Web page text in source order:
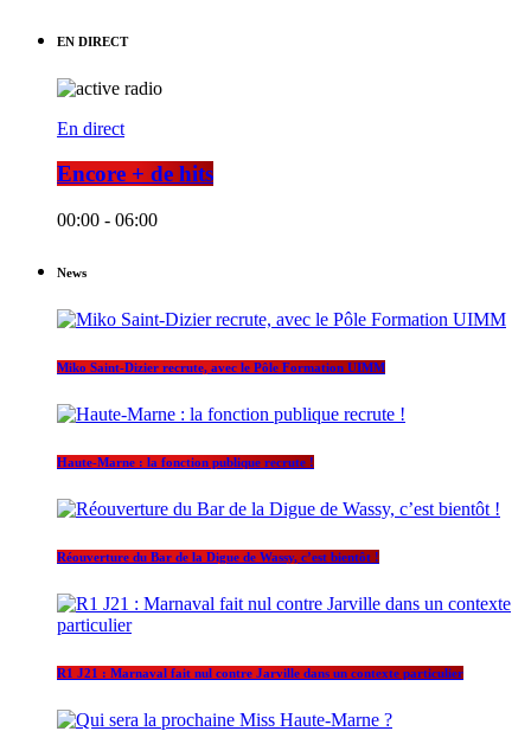
EN DIRECT
En direct
Encore + de hits
00:00 - 06:00
News
Miko Saint-Dizier recrute, avec le Pôle Formation UIMM
Haute-Marne : la fonction publique recrute !
Réouverture du Bar de la Digue de Wassy, c’est bientôt !
R1 J21 : Marnaval fait nul contre Jarville dans un contexte particulier